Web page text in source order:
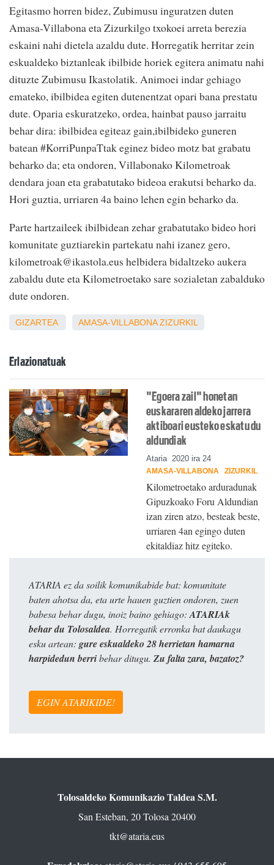
Egitasmo horren bidez, Zubimusu inguratzen duten
Amasa-Villabona eta Zizurkilgo txokoei arreta berezia
eskaini nahi dietela azaldu dute. Horregatik herritar zein
eskualdeko biztanleak ibilbide horiek egitera animatu nahi
dituzte Zubimusu Ikastolatik. Animoei indar gehiago
emateko, ibilbidea egiten dutenentzat opari bana prestatu
dute. Oparia eskuratzeko, ordea, hainbat pauso jarraitu
behar dira: ibilbidea egiteaz gain,ibilbideko guneren
batean #KorriPunpaTtak eginez bideo motz bat grabatu
beharko da; eta ondoren, Villabonako Kilometroak
dendara joan eta grabatutako bideoa erakutsi beharko da.
Hori guztia, urriaren 4a baino lehen egin beharko da.
Parte hartzaileek ibilbidean zehar grabatutako bideo hori
komunitate guztiarekin partekatu nahi izanez gero,
kilometroak@ikastola.eus helbidera bidaltzeko aukera
zabaldu dute eta Kilometroetako sare sozialetan zabalduko
dute ondoren.
GIZARTEA AMASA-VILLABONA ZIZURKIL
Erlazionatuak
"Egoera zail" honetan
euskararen aldeko jarrera
aktiboari eusteko eskatu du
aldundiak
Ataria 2020 ira 24
AMASA-VILLABONA ZIZURKIL
Kilometroetako arduradunak
Gipuzkoako Foru Aldundian
izan ziren atzo, besteak beste,
urriaren 4an egingo duten
ekitaldiaz hitz egiteko.
ATARIA ez da soilik komunikabide bat: komunitate
baten ahotsa da, eta urte hauen guztien ondoren, zuen
babesa behar dugu, inoiz baino gehiago: ATARIAk
behar du Tolosaldea. Horregatik erronka bat daukagu
esku artean: gure eskualdeko 28 herrietan hamarna
harpidedun berribehar ditugu. Zu falta zara, bazatoz?
EGIN ATARIKIDE!
Tolosaldeko Komunikazio Taldea S.M.
San Esteban, 20 Tolosa 20400
tkt@ataria.eus